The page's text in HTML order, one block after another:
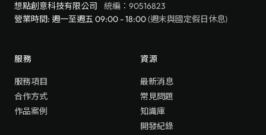
想點創意科技有限公司
統編：90516823
營業時間: 週一至週五 09:00 - 18:00(週末與國定假日休息)
服務
服務項目
合作方式
作品案例
資源
最新消息
常見問題
知識庫
開發紀錄